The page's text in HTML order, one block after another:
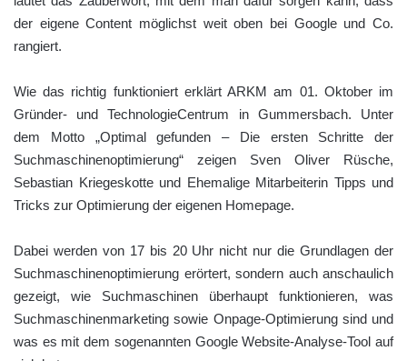
der eigene Content möglichst weit oben bei Google und Co.
rangiert.
Wie das richtig funktioniert erklärt ARKM am 01. Oktober im
Gründer- und TechnologieCentrum in Gummersbach. Unter
dem Motto „Optimal gefunden – Die ersten Schritte der
Suchmaschinenoptimierung“ zeigen Sven Oliver Rüsche,
Sebastian Kriegeskotte und Ehemalige Mitarbeiterin Tipps und
Tricks zur Optimierung der eigenen Homepage.
Dabei werden von 17 bis 20 Uhr nicht nur die Grundlagen der
Suchmaschinenoptimierung erörtert, sondern auch anschaulich
gezeigt, wie Suchmaschinen überhaupt funktionieren, was
Suchmaschinenmarketing sowie Onpage-Optimierung sind und
was es mit dem sogenannten Google Website-Analyse-Tool auf